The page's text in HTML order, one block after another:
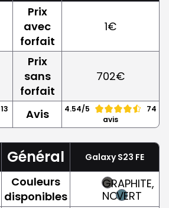
Prix
avec
forfait
1€
Prix
sans
forfait
702€
13
Avis 4.54/5
74
avis
Général Galaxy S23 FE
Couleurs
disponibles
GRAPHITE,
NOIRVERT